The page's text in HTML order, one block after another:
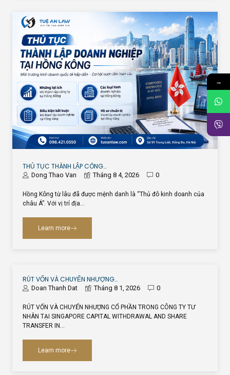
THỦ TỤC THÀNH LẬP CÔNG…
Dong Thao Van Tháng 8 4, 2026 0
Hồng Kông từ lâu đã được mệnh danh là “Thủ đô kinh doanh của
châu Á”. Với vị trí địa…
Learn more
RÚT VỐN VÀ CHUYỂN NHƯỢNG…
Doan Thanh Dat Tháng 8 1, 2026 0
RÚT VỐN VÀ CHUYỂN NHƯỢNG CỔ PHẦN TRONG CÔNG TY TƯ
NHÂN TẠI SINGAPORE CAPITAL WITHDRAWAL AND SHARE
TRANSFER IN…
Learn more
→